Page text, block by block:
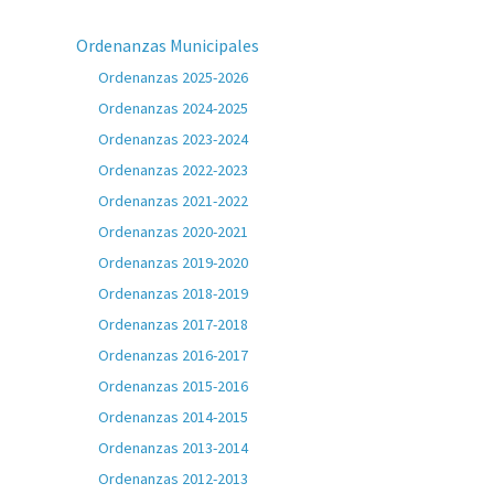
Ordenanzas Municipales
Ordenanzas 2025-2026
Ordenanzas 2024-2025
Ordenanzas 2023-2024
Ordenanzas 2022-2023
Ordenanzas 2021-2022
Ordenanzas 2020-2021
Ordenanzas 2019-2020
Ordenanzas 2018-2019
Ordenanzas 2017-2018
Ordenanzas 2016-2017
Ordenanzas 2015-2016
Ordenanzas 2014-2015
Ordenanzas 2013-2014
Ordenanzas 2012-2013